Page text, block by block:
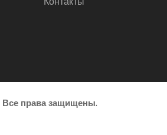
Все права защищены.